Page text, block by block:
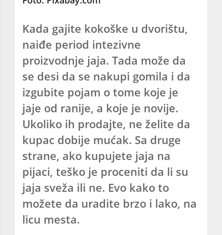
Kada gajite kokoške u dvorištu,
naiđe period intezivne
proizvodnje jaja. Tada može da
se desi da se nakupi gomila i da
izgubite pojam o tome koje je
jaje od ranije, a koje je novije.
Ukoliko ih prodajte, ne želite da
kupac dobije mućak. Sa druge
strane, ako kupujete jaja na
pijaci, teško je proceniti da li su
jaja sveža ili ne. Evo kako to
možete da uradite brzo i lako, na
licu mesta.